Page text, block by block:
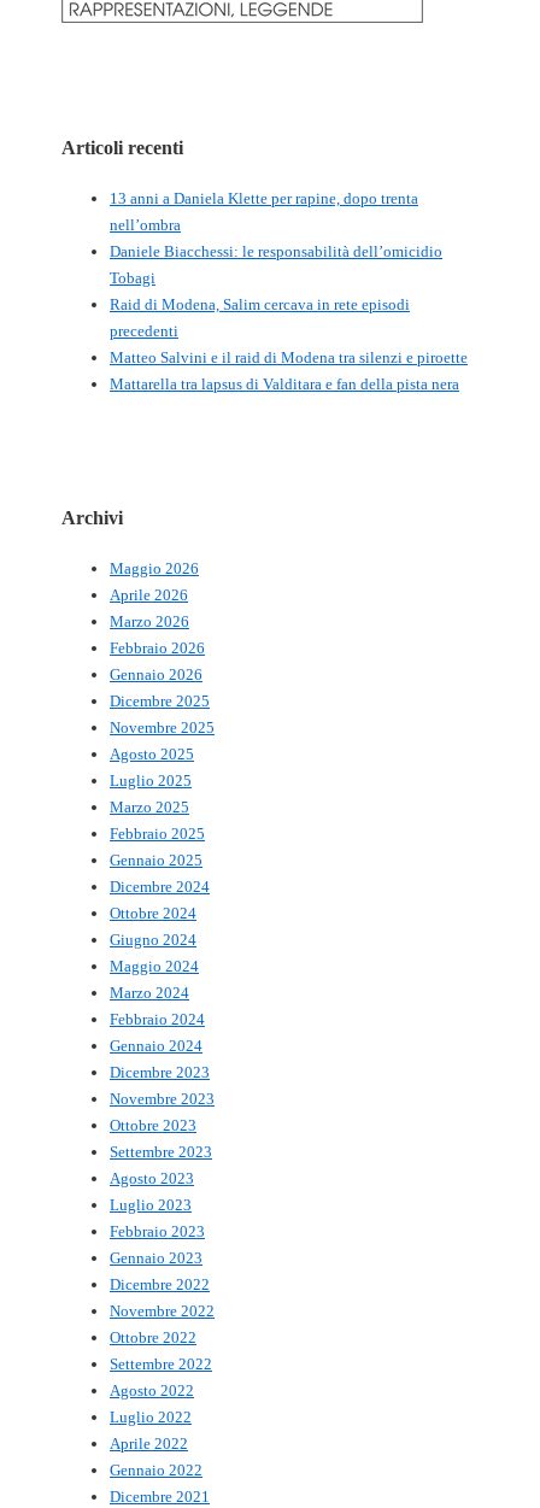
Articoli recenti
13 anni a Daniela Klette per rapine, dopo trenta
nell’ombra
Daniele Biacchessi: le responsabilità dell’omicidio
Tobagi
Raid di Modena, Salim cercava in rete episodi
precedenti
Matteo Salvini e il raid di Modena tra silenzi e piroette
Mattarella tra lapsus di Valditara e fan della pista nera
Archivi
Maggio 2026
Aprile 2026
Marzo 2026
Febbraio 2026
Gennaio 2026
Dicembre 2025
Novembre 2025
Agosto 2025
Luglio 2025
Marzo 2025
Febbraio 2025
Gennaio 2025
Dicembre 2024
Ottobre 2024
Giugno 2024
Maggio 2024
Marzo 2024
Febbraio 2024
Gennaio 2024
Dicembre 2023
Novembre 2023
Ottobre 2023
Settembre 2023
Agosto 2023
Luglio 2023
Febbraio 2023
Gennaio 2023
Dicembre 2022
Novembre 2022
Ottobre 2022
Settembre 2022
Agosto 2022
Luglio 2022
Aprile 2022
Gennaio 2022
Dicembre 2021